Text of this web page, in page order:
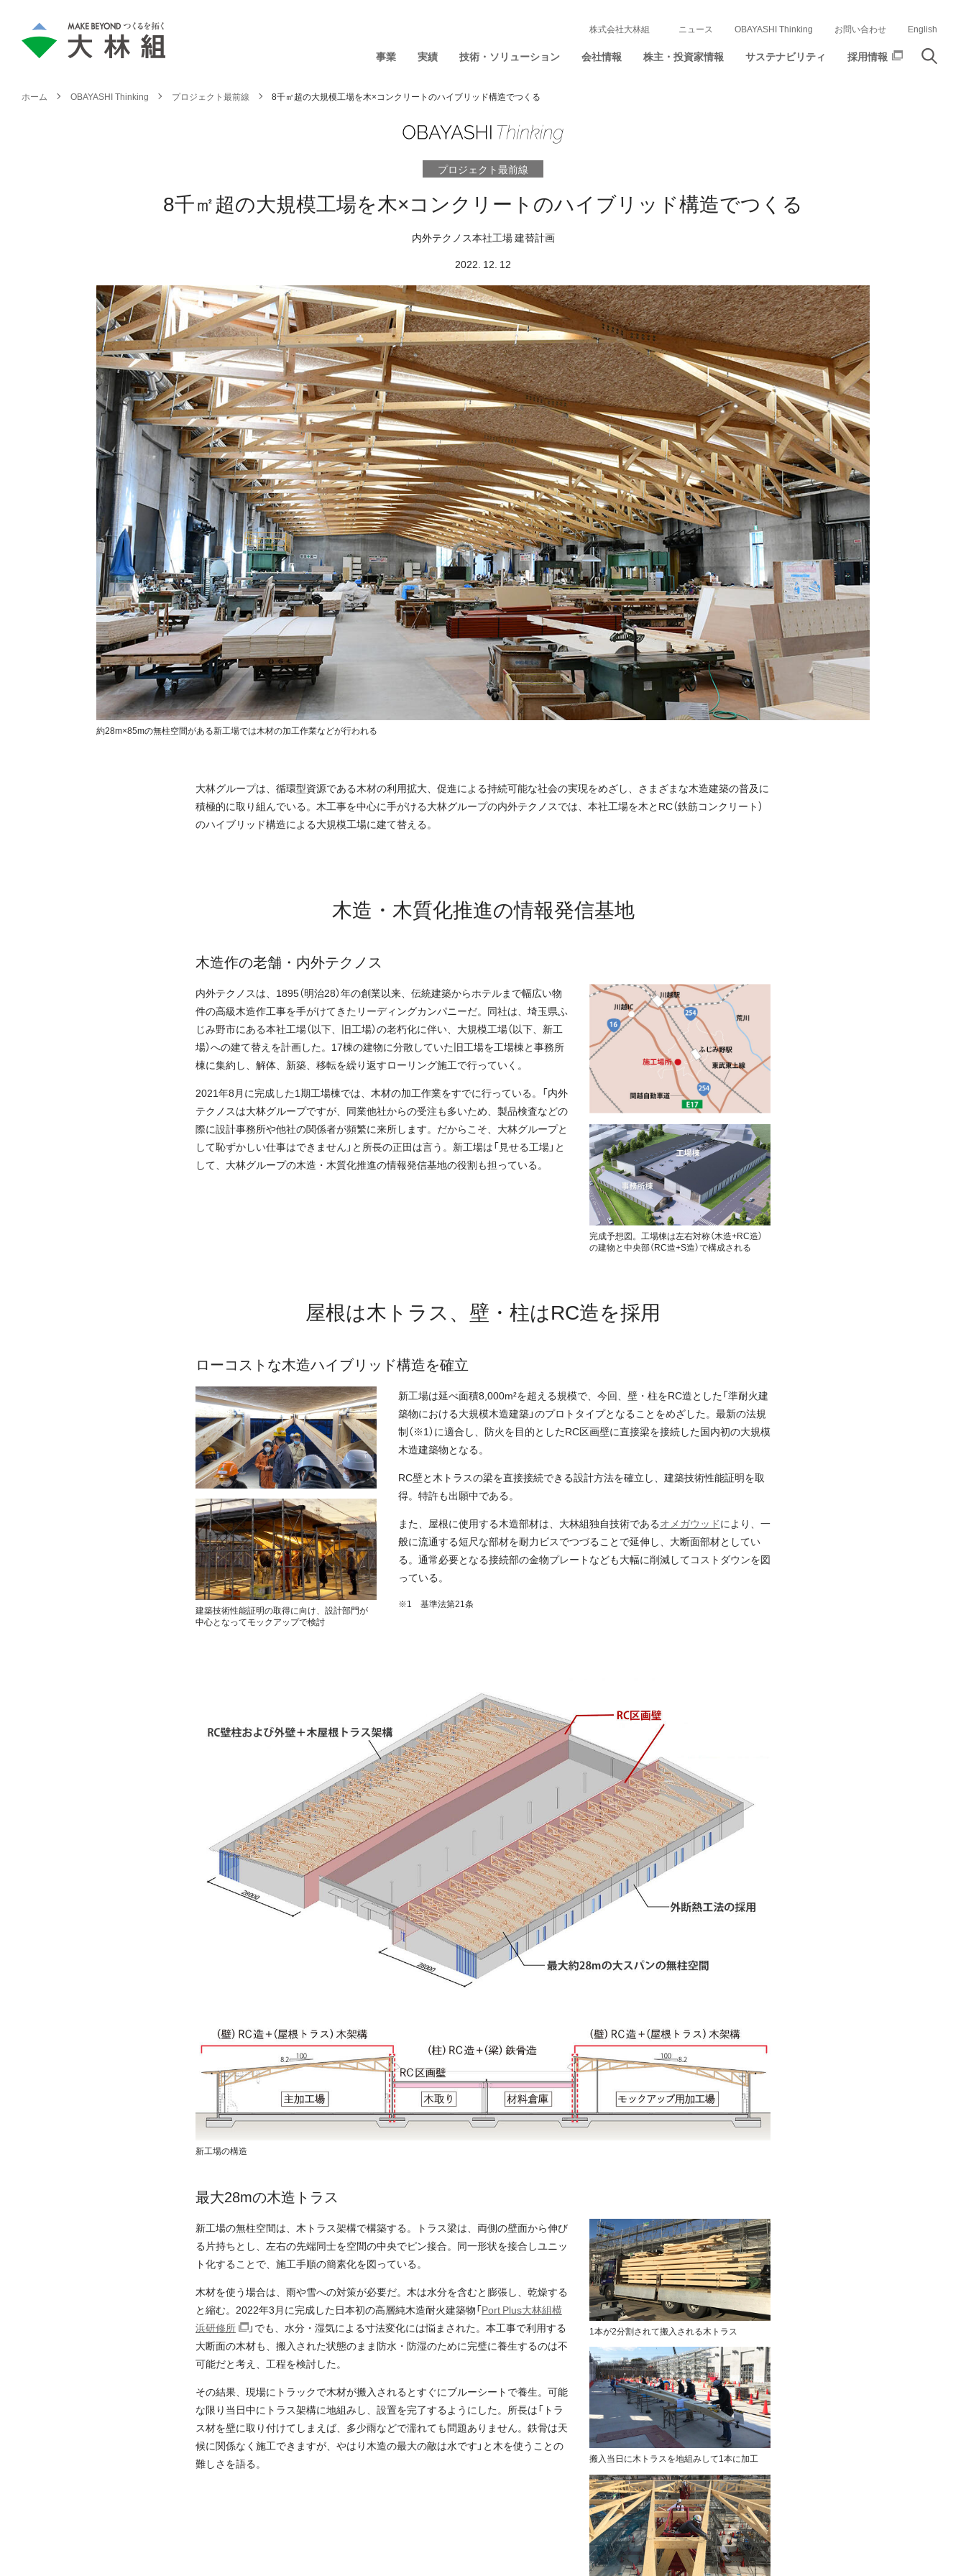
事業 実績 技術・ソリューション 会社情報 株主・投資家情報 サステナビリティ 採用情報
株式会社大林組 ニュース OBAYASHI Thinking お問い合わせ English
ホーム OBAYASHI Thinking プロジェクト最前線 8千㎡超の大規模工場を木×コンクリートのハイブリッド構造でつくる
プロジェクト最前線
8千㎡超の大規模工場を木×コンクリートのハイブリッド構造でつくる
内外テクノス本社工場 建替計画
2022. 12. 12
約28m×85mの無柱空間がある新工場では木材の加工作業などが行われる
大林グループは、循環型資源である木材の利用拡大、促進による持続可能な社会の実現をめざし、さまざまな木造建築の普及に
積極的に取り組んでいる。木工事を中心に手がける大林グループの内外テクノスでは、本社工場を木とRC（鉄筋コンクリート）
のハイブリッド構造による大規模工場に建て替える。
木造・木質化推進の情報発信基地
木造作の老舗・内外テクノス
完成予想図。工場棟は左右対称（木造+RC造）
の建物と中央部（RC造+S造）で構成される
内外テクノスは、1895（明治28）年の創業以来、伝統建築からホテルまで幅広い物
件の高級木造作工事を手がけてきたリーディングカンパニーだ。同社は、埼玉県ふ
じみ野市にある本社工場（以下、旧工場）の老朽化に伴い、大規模工場（以下、新工
場）への建て替えを計画した。17棟の建物に分散していた旧工場を工場棟と事務所
棟に集約し、解体、新築、移転を繰り返すローリング施工で行っていく。
2021年8月に完成した1期工場棟では、木材の加工作業をすでに行っている。「内外
テクノスは大林グループですが、同業他社からの受注も多いため、製品検査などの
際に設計事務所や他社の関係者が頻繁に来所します。だからこそ、大林グループと
して恥ずかしい仕事はできません」と所長の正田は言う。新工場は「見せる工場」と
して、大林グループの木造・木質化推進の情報発信基地の役割も担っている。
屋根は木トラス、壁・柱はRC造を採用
ローコストな木造ハイブリッド構造を確立
建築技術性能証明の取得に向け、設計部門が
中心となってモックアップで検討
新工場は延べ面積8,000m²を超える規模で、今回、壁・柱をRC造とした「準耐火建
築物における大規模木造建築」のプロトタイプとなることをめざした。最新の法規
制（※1）に適合し、防火を目的としたRC区画壁に直接梁を接続した国内初の大規模
木造建築物となる。
RC壁と木トラスの梁を直接接続できる設計方法を確立し、建築技術性能証明を取
得。特許も出願中である。
また、屋根に使用する木造部材は、大林組独自技術であるオメガウッドにより、一
般に流通する短尺な部材を耐力ビスでつづることで延伸し、大断面部材としてい
る。通常必要となる接続部の金物プレートなども大幅に削減してコストダウンを図
っている。
※1 基準法第21条
新工場の構造
最大28mの木造トラス
新工場の無柱空間は、木トラス架構で構築する。トラス梁は、両側の壁面から伸び
る片持ちとし、左右の先端同士を空間の中央でピン接合。同一形状を接合しユニッ
ト化することで、施工手順の簡素化を図っている。
木材を使う場合は、雨や雪への対策が必要だ。木は水分を含むと膨張し、乾燥する
と縮む。2022年3月に完成した日本初の高層純木造耐火建築物「Port Plus大林組横
浜研修所
」でも、水分・湿気による寸法変化には悩まされた。本工事で利用する
大断面の木材も、搬入された状態のまま防水・防湿のために完璧に養生するのは不
可能だと考え、工程を検討した。
その結果、現場にトラックで木材が搬入されるとすぐにブルーシートで養生。可能
な限り当日中にトラス架構に地組みし、設置を完了するようにした。所長は「トラ
ス材を壁に取り付けてしまえば、多少雨などで濡れても問題ありません。鉄骨は天
候に関係なく施工できますが、やはり木造の最大の敵は水です」と木を使うことの
難しさを語る。
1本が2分割されて搬入される木トラス
搬入当日に木トラスを地組みして1本に加工